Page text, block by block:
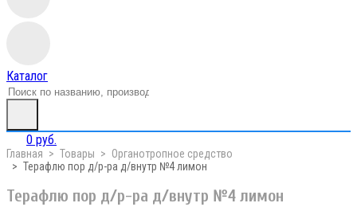
Каталог
0 руб.
Главная Товары
Органотропное средство
Терафлю пор д/р-ра д/внутр №4 лимон
Терафлю пор д/р-ра д/внутр №4 лимон